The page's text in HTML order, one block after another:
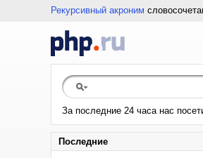
Рекурсивный акроним
За последние 24 часа нас
Последние